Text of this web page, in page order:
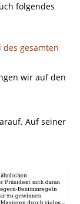
folgendes
gesamten
wir auf den
Auf seiner